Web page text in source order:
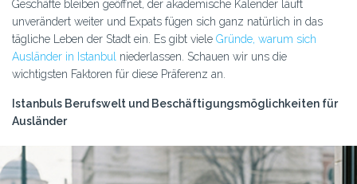
Geschäfte bleiben geöffnet, der akademische Kalender läuft
unverändert weiter und Expats fügen sich ganz natürlich in das
tägliche Leben der Stadt ein. Es gibt viele Gründe, warum sich
Ausländer in Istanbul
niederlassen. Schauen wir uns die
wichtigsten Faktoren für diese Präferenz an.
Istanbuls Berufswelt und Beschäftigungsmöglichkeiten für
Ausländer